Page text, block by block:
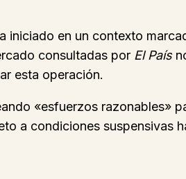
en un contexto
consultadas por El País
esta operación.
«esfuerzos razonables»
a condiciones suspensivas